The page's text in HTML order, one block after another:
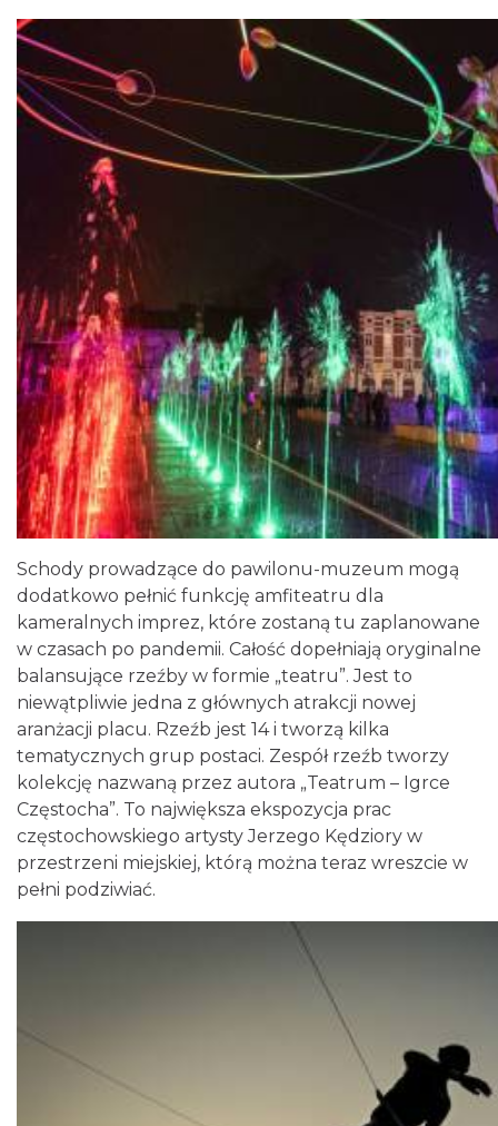
Schody prowadzące do pawilonu-muzeum mogą
dodatkowo pełnić funkcję amfiteatru dla
kameralnych imprez, które zostaną tu zaplanowane
w czasach po pandemii. Całość dopełniają oryginalne
balansujące rzeźby w formie „teatru”. Jest to
niewątpliwie jedna z głównych atrakcji nowej
aranżacji placu. Rzeźb jest 14 i tworzą kilka
tematycznych grup postaci. Zespół rzeźb tworzy
kolekcję nazwaną przez autora „Teatrum – Igrce
Częstocha”. To największa ekspozycja prac
częstochowskiego artysty Jerzego Kędziory w
przestrzeni miejskiej, którą można teraz wreszcie w
pełni podziwiać.